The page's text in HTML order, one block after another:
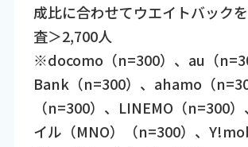
成比に合わせてウエイトバック
査＞2,700人
※docomo（n=300）、au（
Bank（n=300）、ahamo（
（n=300）、LINEMO（n=300
イル（MNO）（n=300）、